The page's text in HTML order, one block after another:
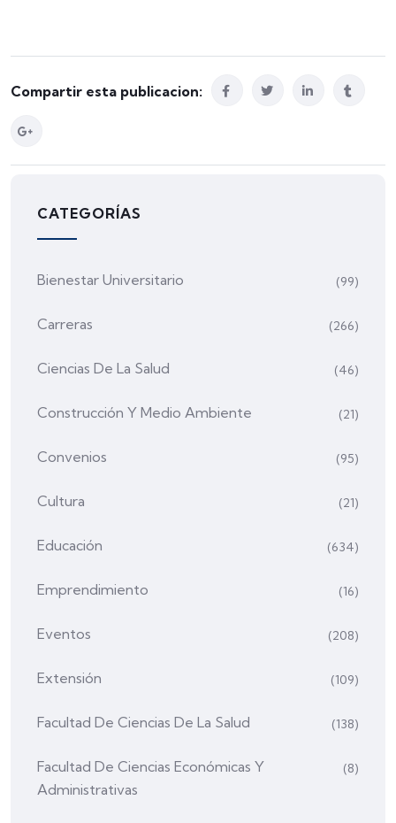
Compartir esta publicacion:
CATEGORÍAS
Bienestar Universitario (99)
Carreras (266)
Ciencias De La Salud (46)
Construcción Y Medio Ambiente (21)
Convenios (95)
Cultura (21)
Educación (634)
Emprendimiento (16)
Eventos (208)
Extensión (109)
Facultad De Ciencias De La Salud (138)
Facultad De Ciencias Económicas Y
Administrativas
(8)